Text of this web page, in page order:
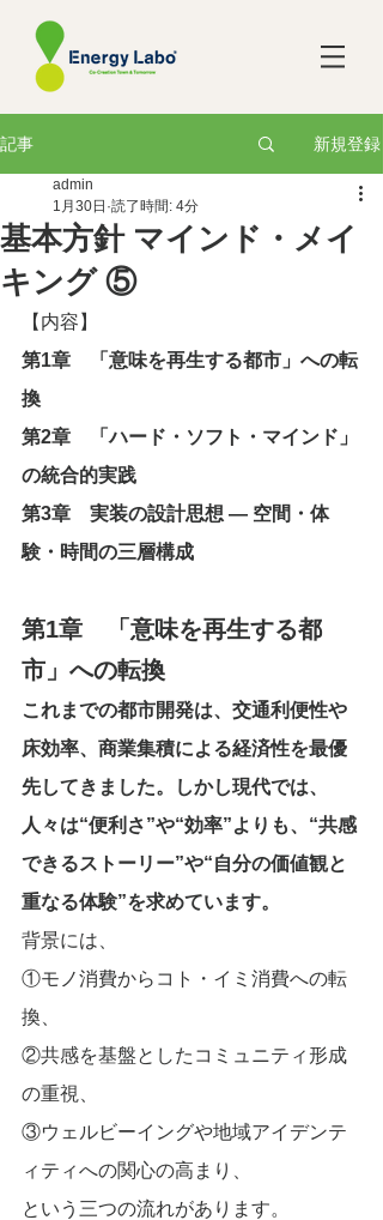
記事 新規登録
基本方針 マインド・メイ
キング ⑤
admin
1月30日 読了時間: 4分
【内容】
第1章　「意味を再生する都市」への転
換
第2章　「ハード・ソフト・マインド」
の統合的実践
第3章　実装の設計思想 ― 空間・体
験・時間の三層構成
第1章　「意味を再生する都
市」への転換
これまでの都市開発は、交通利便性や
床効率、商業集積による経済性を最優
先してきました。しかし現代では、
人々は“便利さ”や“効率”よりも、“共感
できるストーリー”や“自分の価値観と
重なる体験”を求めています。
背景には、
①モノ消費からコト・イミ消費への転
換、
②共感を基盤としたコミュニティ形成
の重視、
③ウェルビーイングや地域アイデンテ
ィティへの関心の高まり、
という三つの流れがあります。